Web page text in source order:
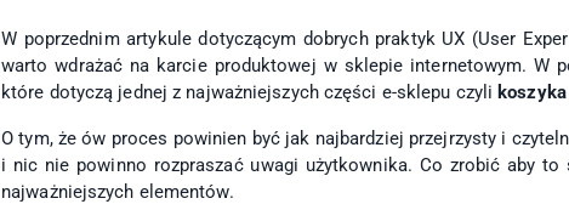
W poprzednim artykuledotyczącym dobrych praktyk UX (User
warto wdrażać na karcie produktowej w sklepie internetowym. W
które dotyczą jednej z najważniejszych części e-sklepu czyli koszyka
O tym, że ów proces powinien być jak najbardziej przejrzysty i
i nic nie powinno rozpraszać uwagi użytkownika. Co zrobić aby to
najważniejszych elementów.